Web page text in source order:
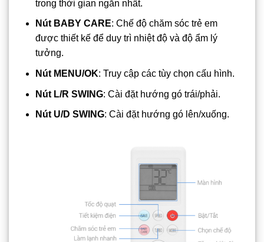
trong thời gian ngắn nhất.
Nút BABY CARE: Chế độ chăm sóc trẻ em
được thiết kế để duy trì nhiệt độ và độ ẩm lý
tưởng.
Nút MENU/OK: Truy cập các tùy chọn cấu hình.
Nút L/R SWING: Cài đặt hướng gó trái/phải.
Nút U/D SWING: Cài đặt hướng gó lên/xuống.